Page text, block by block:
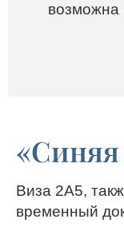
возможна
«Синяя
Виза 2А5,
временный